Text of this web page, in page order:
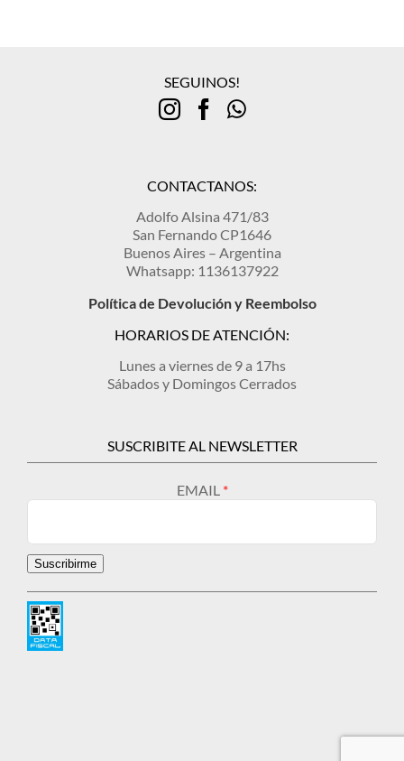
SEGUINOS!
CONTACTANOS:
Adolfo Alsina 471/83
San Fernando CP1646
Buenos Aires – Argentina
Whatsapp: 1136137922
Política de Devolución y Reembolso
HORARIOS DE ATENCIÓN:
Lunes a viernes de 9 a 17hs
Sábados y Domingos Cerrados
SUSCRIBITE AL NEWSLETTER
EMAIL
Suscribirme